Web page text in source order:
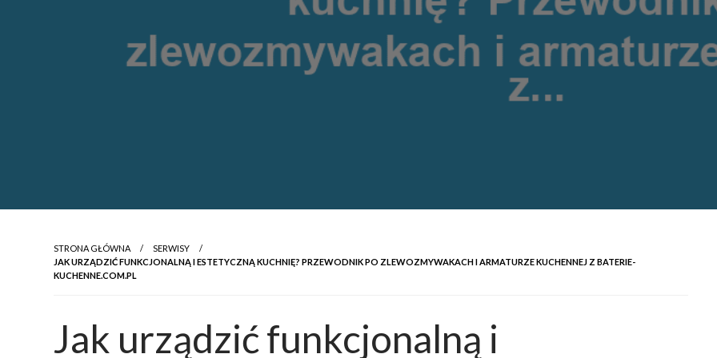
STRONA GŁÓWNA
SERWISY
JAK URZĄDZIĆ FUNKCJONALNĄ I ESTETYCZNĄ KUCHNIĘ? PRZEWODNIK PO ZLEWOZMYWAKACH I ARMATURZE KUCHENNEJ Z BATERIE-
KUCHENNE.COM.PL
Jak urządzić funkcjonalną i